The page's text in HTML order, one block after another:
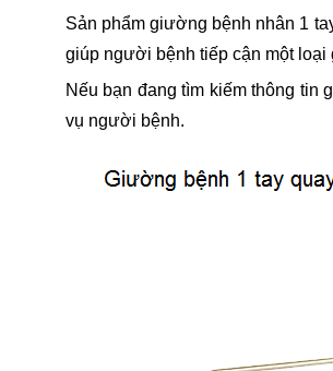
Sản phẩm giường bệnh nhân 1
giúp người bệnh tiếp cận một
Nếu bạn đang tìm kiếm thông tin
vụ người bệnh.